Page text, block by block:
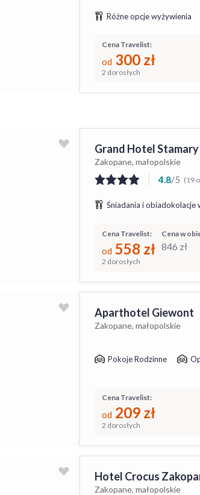
Różne opcje wyżywienia
Cena Travelist:
od 300 zł
2 dorosłych
Grand Hotel Stamary
Zakopane, małopolskie
4.8/5 (19
Śniadania i obiadokolacje
Cena w
846 zł
Cena Travelist:
od 558 zł
2 dorosłych
Aparthotel Giewont
Zakopane, małopolskie
Pokoje Rodzinne
Cena Travelist:
od 209 zł
2 dorosłych
Hotel Crocus
Zakopane, małopolskie